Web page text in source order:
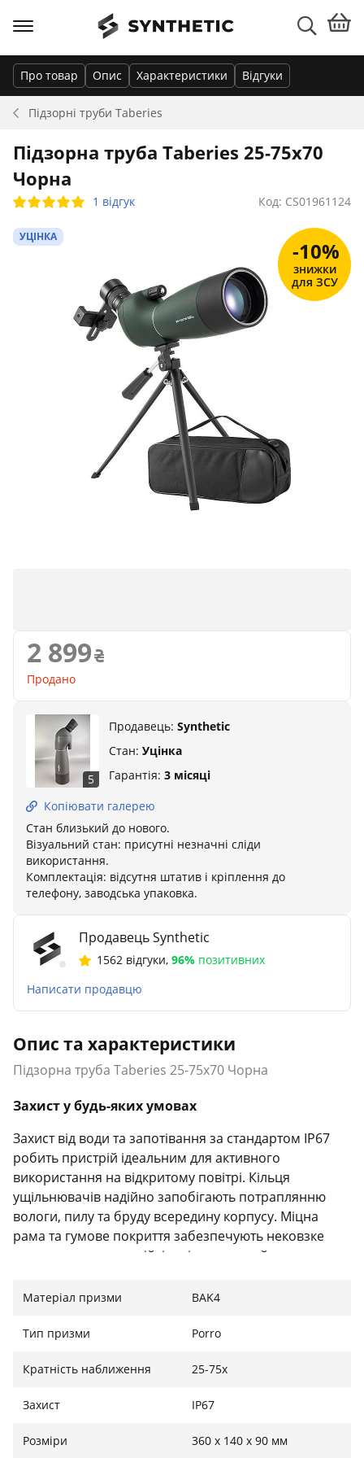
Підзорні труби Taberies
Про товар Опис Характеристики Відгуки
Підзорна труба Taberies 25-75x70
Чорна
1 відгук Код: CS01961124
УЦІНКА
-10%
знижки
для ЗСУ
2 899
Продано
5
Продавець: Synthetic
Стан: Уцінка
Гарантія: 3 місяці
Копіювати галерею
Стан близький до нового.
Візуальний стан: присутні незначні сліди
використання.
Комплектація: відсутня штатив і кріплення до
телефону, заводська упаковка.
Продавець Synthetic
1562 відгуки, 96% позитивних
Написати продавцю
Опис та характеристики
Підзорна труба Taberies 25-75x70 Чорна
Захист у будь-яких умовах
Захист від води та запотівання за стандартом IP67
робить пристрій ідеальним для активного
використання на відкритому повітрі. Кільця
ущільнювачів надійно запобігають потраплянню
вологи, пилу та бруду всередину корпусу. Міцна
рама та гумове покриття забезпечують нековзке
захоплення, ударостійкість і додатковий захист
Гнучке збільшення для різних ситуацій
Змінне збільшення в діапазоні 25–75x дозволяє
збільшенні зручно шукати об’єкти або орієнтири, а
найдрібнішими деталями. Це чудове рішення як для
Матеріал призми BAK4
Тип призми Porro
Кратність наближення 25-75х
Захист IP67
Розміри ‎360 x 140 x 90 мм